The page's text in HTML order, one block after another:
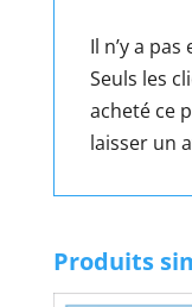
Il n’y a pas
Seuls les
acheté ce
laisser un
Produits